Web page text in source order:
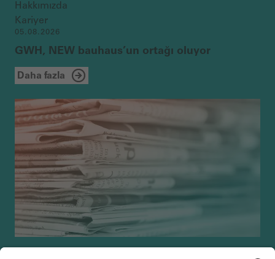
Hakkımızda
Kariyer
05.08.2026
GWH, NEW bauhaus’un ortağı oluyor
Daha fazla